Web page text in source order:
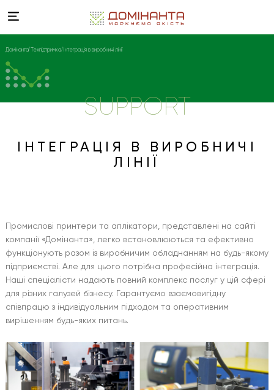
Домінанта Техпідтримка Інтеграція в виробничі лінії
SUPPORT
ІНТЕГРАЦІЯ В ВИРОБНИЧІ
ЛІНІЇ
Промислові принтери та аплікатори, представлені на сайті
компанії «Домінанта», легко встановлюються та ефективно
функціонують разом із виробничим обладнанням на будь-якому
підприємстві. Але для цього потрібна професійна інтеграція.
Наші спеціалісти надають повний комплекс послуг у цій сфері
для різних галузей бізнесу. Гарантуємо взаємовигідну
співпрацю з індивідуальним підходом та оперативним
вирішенням будь-яких питань.